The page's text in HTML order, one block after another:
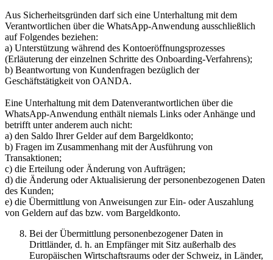
Aus Sicherheitsgründen darf sich eine Unterhaltung mit dem
Verantwortlichen über die WhatsApp-Anwendung ausschließlich
auf Folgendes beziehen:
a) Unterstützung während des Kontoeröffnungsprozesses
(Erläuterung der einzelnen Schritte des Onboarding-Verfahrens);
b) Beantwortung von Kundenfragen bezüglich der
Geschäftstätigkeit von OANDA.
Eine Unterhaltung mit dem Datenverantwortlichen über die
WhatsApp-Anwendung enthält niemals Links oder Anhänge und
betrifft unter anderem auch nicht:
a) den Saldo Ihrer Gelder auf dem Bargeldkonto;
b) Fragen im Zusammenhang mit der Ausführung von
Transaktionen;
c) die Erteilung oder Änderung von Aufträgen;
d) die Änderung oder Aktualisierung der personenbezogenen Daten
des Kunden;
e) die Übermittlung von Anweisungen zur Ein- oder Auszahlung
von Geldern auf das bzw. vom Bargeldkonto.
Bei der Übermittlung personenbezogener Daten in
Drittländer, d. h. an Empfänger mit Sitz außerhalb des
Europäischen Wirtschaftsraums oder der Schweiz, in Länder,